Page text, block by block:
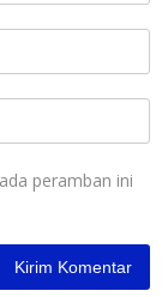
peramban ini